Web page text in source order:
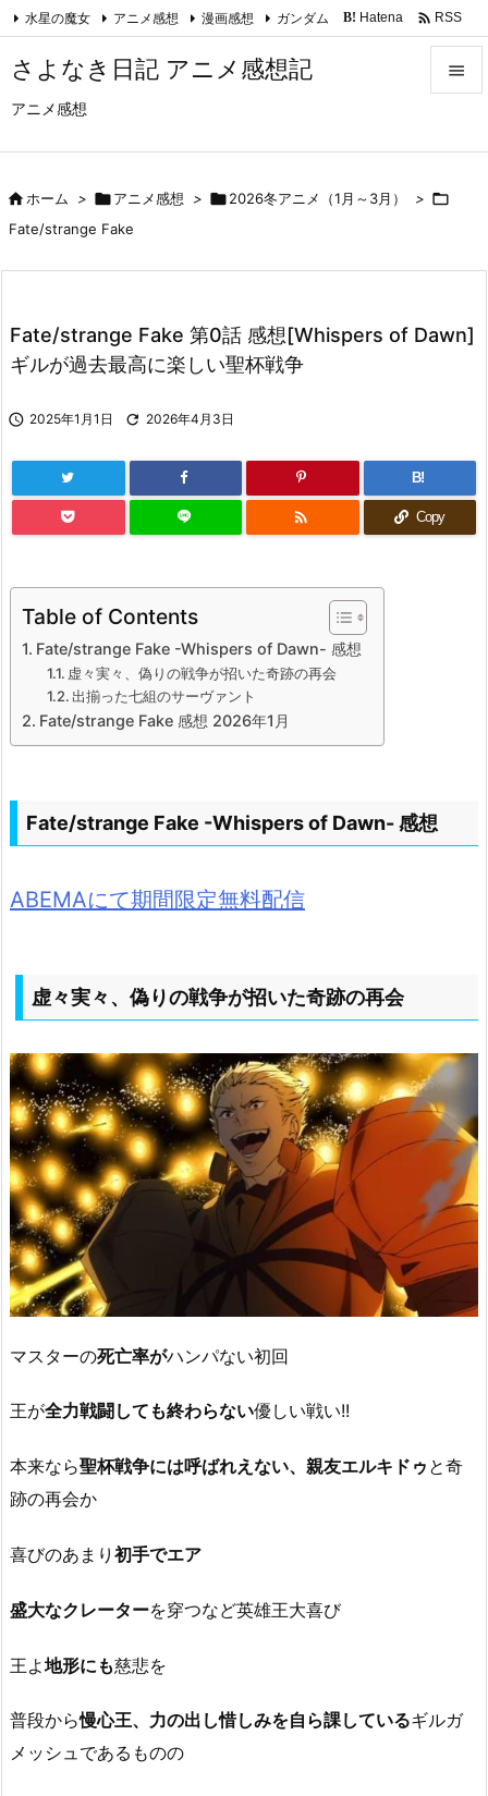
さよなき日記 アニメ感想記
アニメ感想

サイド

水星の魔女 アニメ感想 漫画感想 ガンダム B! Hatena  RSS
ホーム > アニメ感想 > 2026冬アニメ（1月～3月） > 
Fate/strange Fake
Fate/strange Fake 第0話 感想[Whispers of Dawn]
ギルが過去最高に楽しい聖杯戦争
 2025年1月1日  2026年4月3日
B!
 Copy
Table of Contents
Fate/strange Fake -Whispers of Dawn- 感想
虚々実々、偽りの戦争が招いた奇跡の再会
出揃った七組のサーヴァント
Fate/strange Fake 感想 2026年1月
Fate/strange Fake -Whispers of Dawn- 感想
ABEMAにて期間限定無料配信
虚々実々、偽りの戦争が招いた奇跡の再会
マスターの死亡率がハンパない初回
王が全力戦闘しても終わらない優しい戦い!!
本来なら聖杯戦争には呼ばれえない、親友エルキドゥ と奇
跡の再会か
喜びのあまり 初手でエア
盛大なクレーターを穿つなど英雄王大喜び
王よ地形にも慈悲を
普段から慢心王、力の出し惜しみを自ら課しているギルガ
メッシュであるものの